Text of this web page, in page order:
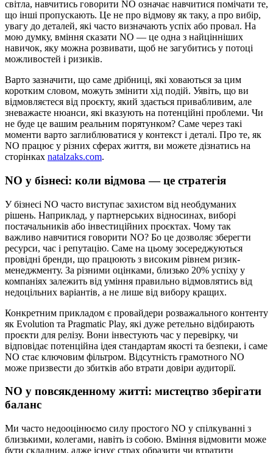
світла, навчитись говорити NO означає навчитися помічати те,
що інші пропускають. Це не про відмову як таку, а про вибір,
увагу до деталей, які часто визначають успіх або провал. На
мою думку, вміння сказати NO — це одна з найцінніших
навичок, яку можна розвивати, щоб не загубитись у потоці
можливостей і ризиків.
Варто зазначити, що саме дрібниці, які ховаються за цим
коротким словом, можуть змінити хід подій. Уявіть, що ви
відмовляєтеся від проєкту, який здається привабливим, але
зневажаєте нюанси, які вказують на потенційні проблеми. Чи
не буде це вашим реальним порятунком? Саме через такі
моменти варто заглиблюватися у контекст і деталі. Про те, як
NO працює у різних сферах життя, ви можете дізнатись на
сторінках natalzaks.com.
NO у бізнесі: коли відмова — це стратегія
У бізнесі NO часто виступає захистом від необдуманих
рішень. Наприклад, у партнерських відносинах, виборі
постачальників або інвестиційних проєктах. Чому так
важливо навчитися говорити NO? Бо це дозволяє зберегти
ресурси, час і репутацію. Саме на цьому зосереджуються
провідні бренди, що працюють з високим рівнем ризик-
менеджменту. За різними оцінками, близько 20% успіху у
компаніях залежить від уміння правильно відмовлятись від
недоцільних варіантів, а не лише від вибору кращих.
Конкретним прикладом є провайдери розважального контенту
як Evolution та Pragmatic Play, які дуже ретельно відбирають
проєкти для релізу. Вони інвестують час у перевірку, чи
відповідає потенційна ідея стандартам якості та безпеки, і саме
NO стає ключовим фільтром. Відсутність грамотного NO
може призвести до збитків або втрати довіри аудиторії.
NO у повсякденному житті: мистецтво зберігати
баланс
Ми часто недооцінюємо силу простого NO у спілкуванні з
близькими, колегами, навіть із собою. Вміння відмовити може
бути складним, адже існує страх образити чи втратити